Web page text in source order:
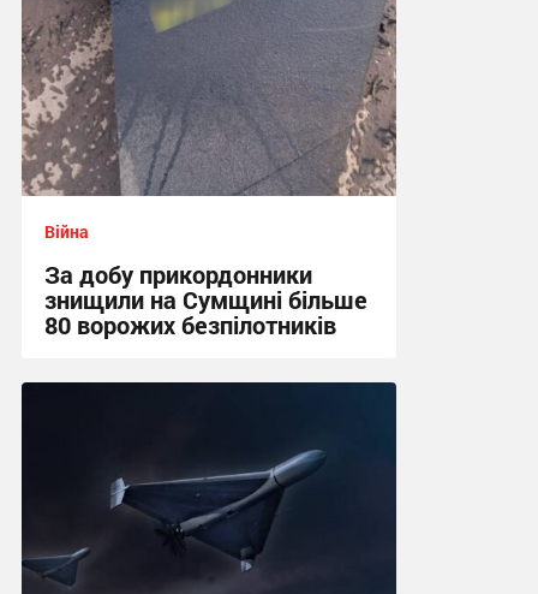
Війна
За добу прикордонники
знищили на Сумщині більше
80 ворожих безпілотників